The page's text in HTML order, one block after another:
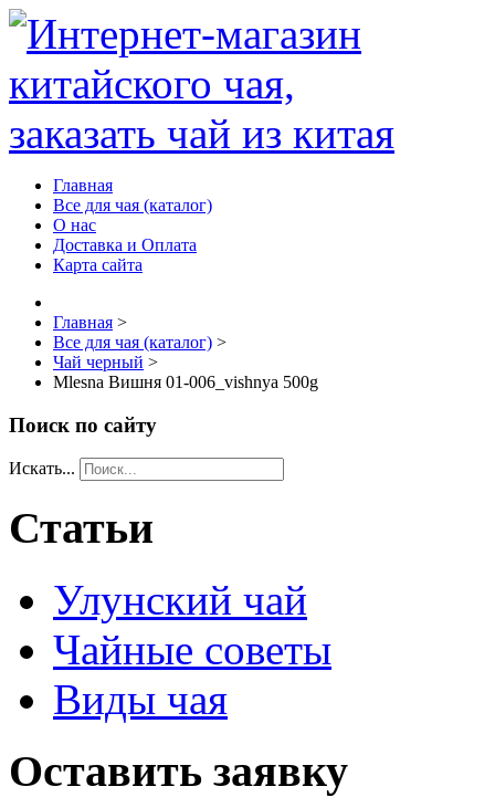
Главная
Все для чая (каталог)
О нас
Доставка и Оплата
Карта сайта
Главная >
Все для чая (каталог) >
Чай черный >
Mlesna Вишня 01-006_vishnya 500g
Поиск по сайту
Искать...
Статьи
Улунский чай
Чайные советы
Виды чая
Оставить заявку